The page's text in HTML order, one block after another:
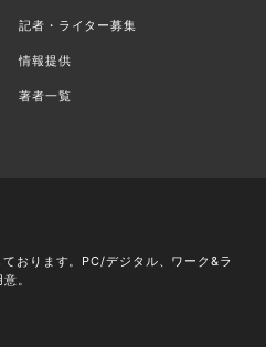
記者・ライター募集
情報提供
著者一覧
おります。PC/デジタル、ワーク&ラ
。